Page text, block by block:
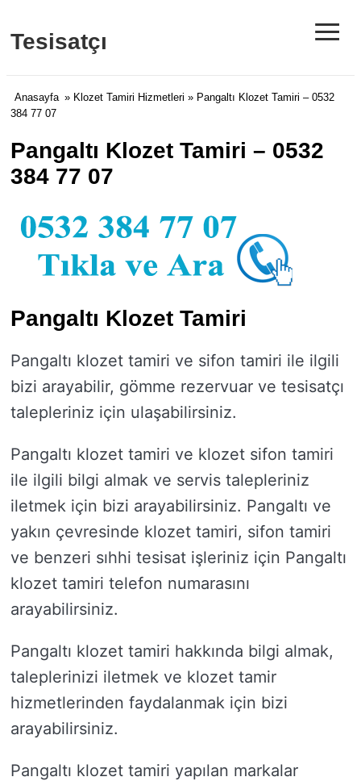
Tesisatçı ≡
Anasayfa » Klozet Tamiri Hizmetleri » Pangaltı Klozet Tamiri – 0532
384 77 07
Pangaltı Klozet Tamiri – 0532
384 77 07
Pangaltı Klozet Tamiri
Pangaltı klozet tamiri ve sifon tamiri ile ilgili
bizi arayabilir, gömme rezervuar ve tesisatçı
talepleriniz için ulaşabilirsiniz.
Pangaltı klozet tamiri ve klozet sifon tamiri
ile ilgili bilgi almak ve servis talepleriniz
iletmek için bizi arayabilirsiniz. Pangaltı ve
yakın çevresinde klozet tamiri, sifon tamiri
ve benzeri sıhhi tesisat işleriniz için Pangaltı
klozet tamiri telefon numarasını
arayabilirsiniz.
Pangaltı klozet tamiri hakkında bilgi almak,
taleplerinizi iletmek ve klozet tamir
hizmetlerinden faydalanmak için bizi
arayabilirsiniz.
Pangaltı klozet tamiri yapılan markalar